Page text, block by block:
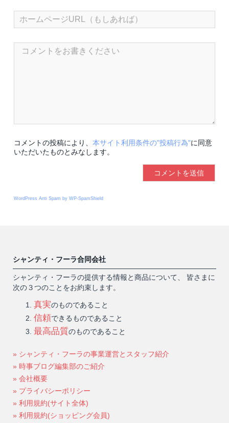
コメントの投稿により、 本サイト利用条件の"投稿行為"に同意
いただいたものとみなします。
WordPress Anti Spam by WP-SpamShield
シャンティ・フーラ合同会社
シャンティ・フーラの提供する情報と商品について、 皆さまに
次の３つのことをお約束します。
真実のものであること
信頼できるものであること
最高品質のものであること
» シャンティ・フーラの事業運営とスタッフ紹介
» 時事ブログ編集部のご紹介
» 会社概要
» プライバシーポリシー
» 利用規約(サイト全体)
» 利用規約(ショッピング会員)